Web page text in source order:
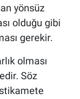
yönsüz
olduğu gibi
gerekir.
olması
Söz